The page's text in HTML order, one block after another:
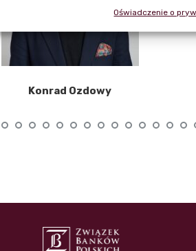
Oświadczenie o
Konrad Ozdowy